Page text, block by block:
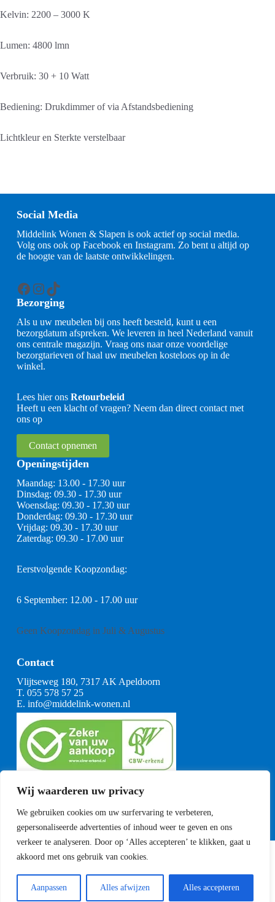
Wij waarderen uw privacy
We gebruiken cookies om uw surfervaring te verbeteren,
gepersonaliseerde advertenties of inhoud weer te geven en ons
verkeer te analyseren. Door op ‘Alles accepteren’ te klikken, gaat u
akkoord met ons gebruik van cookies.
Aanpassen Alles afwijzen Alles accepteren
Kelvin: 2200 – 3000 K
Lumen: 4800 lmn
Verbruik: 30 + 10 Watt
Bediening: Drukdimmer of via Afstandsbediening
Lichtkleur en Sterkte verstelbaar
Social Media
Middelink Wonen & Slapen is ook actief op social media.
Volg ons ook op Facebook en Instagram. Zo bent u altijd op
de hoogte van de laatste ontwikkelingen.
Facebook
Instagram
TikTok
Bezorging
Als u uw meubelen bij ons heeft besteld, kunt u een
bezorgdatum afspreken. We leveren in heel Nederland vanuit
ons centrale magazijn. Vraag ons naar onze voordelige
bezorgtarieven of haal uw meubelen kosteloos op in de
winkel.
Lees hier ons Retourbeleid
Heeft u een klacht of vragen? Neem dan direct contact met
ons op
Contact opnemen
Openingstijden
Maandag: 13.00 - 17.30 uur
Dinsdag: 09.30 - 17.30 uur
Woensdag: 09.30 - 17.30 uur
Donderdag: 09.30 - 17.30 uur
Vrijdag: 09.30 - 17.30 uur
Zaterdag: 09.30 - 17.00 uur
Eerstvolgende Koopzondag:
6 September: 12.00 - 17.00 uur
Geen Koopzondag in Juli & Augustus
Contact
Vlijtseweg 180, 7317 AK Apeldoorn
T. 055 578 57 25
E. info@middelink-wonen.nl
KvK: 08164360
BTW: NL001377739B29
Algemene voorwaarden
CBW voorwaarden
Copyright Middelink Wonen 2023
Sitemap
Ontwikkeld doorBest4u Media